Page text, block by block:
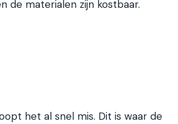
de materialen zijn kostbaar.
het al snel mis. Dit is waar de